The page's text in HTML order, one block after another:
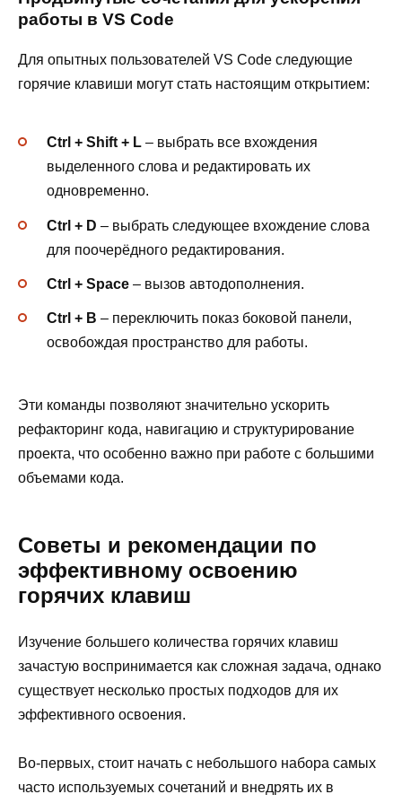
работы в VS Code
Для опытных пользователей VS Code следующие
горячие клавиши могут стать настоящим открытием:
Ctrl + Shift + L – выбрать все вхождения
выделенного слова и редактировать их
одновременно.
Ctrl + D – выбрать следующее вхождение слова
для поочерёдного редактирования.
Ctrl + Space – вызов автодополнения.
Ctrl + B – переключить показ боковой панели,
освобождая пространство для работы.
Эти команды позволяют значительно ускорить
рефакторинг кода, навигацию и структурирование
проекта, что особенно важно при работе с большими
объемами кода.
Советы и рекомендации по
эффективному освоению
горячих клавиш
Изучение большего количества горячих клавиш
зачастую воспринимается как сложная задача, однако
существует несколько простых подходов для их
эффективного освоения.
Во-первых, стоит начать с небольшого набора самых
часто используемых сочетаний и внедрять их в